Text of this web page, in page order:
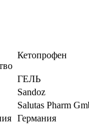
Кетопрофен
ГЕЛЬ
Sandoz
Salutas Pharm
Германия